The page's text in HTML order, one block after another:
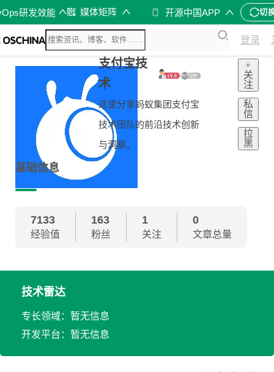
研发效能 媒体矩阵 开源中国APP 切
登录
支付宝技
术
这里分享蚂蚁集团支付宝
技术团队的前沿技术创新
与洞察。
+
关
注
私
信
拉
黑
基础信息
7133
经验值
163
粉丝
1
关注
0
文章总量
技术雷达
专长领域：暂无信息
开发平台：暂无信息